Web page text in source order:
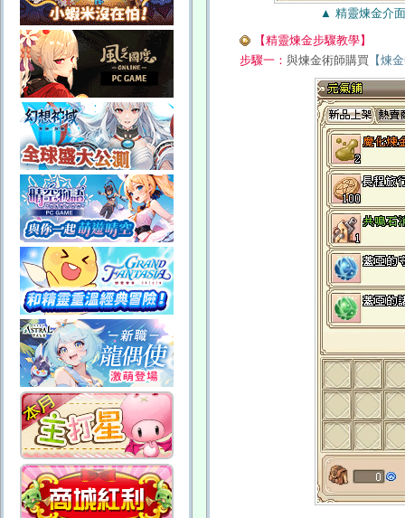
▲ 精靈煉金介面
【精靈煉金步驟教學】
步驟一： 與煉金術師購買 【煉